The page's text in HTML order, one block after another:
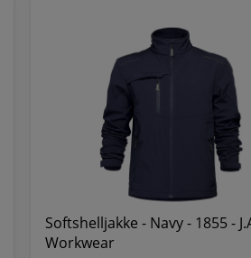
Softshelljakke - Navy - 1855 -
Workwear